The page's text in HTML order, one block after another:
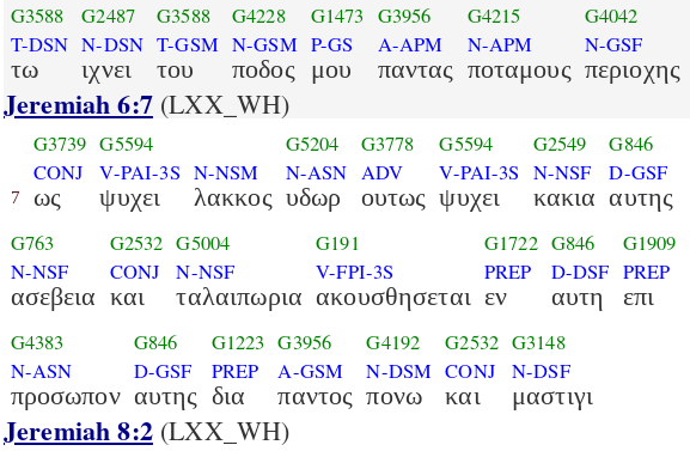
G3588
T-DSN
τω
G2487
N-DSN
ιχνει
G3588
T-GSM
του
G4228
N-GSM
ποδος
G1473
P-GS
μου
G3956
A-APM
παντας
G4215
N-APM
ποταμους
G4042
N-GSF
περιοχης
Jeremiah 6:7(LXX_WH)
7
G3739
CONJ
ως
G5594
V-PAI-3S
ψυχει
N-NSM
λακκος
G5204
N-ASN
υδωρ
G3778
ADV
ουτως
G5594
V-PAI-3S
ψυχει
G2549
N-NSF
κακια
G846
D-GSF
αυτης
G763
N-NSF
ασεβεια
G2532
CONJ
και
G5004
N-NSF
ταλαιπωρια
G191
V-FPI-3S
ακουσθησεται
G1722
PREP
εν
G846
D-DSF
αυτη
G1909
PREP
επι
G4383
N-ASN
προσωπον
G846
D-GSF
αυτης
G1223
PREP
δια
G3956
A-GSM
παντος
G4192
N-DSM
πονω
G2532
CONJ
και
G3148
N-DSF
μαστιγι
Jeremiah 8:2(LXX_WH)